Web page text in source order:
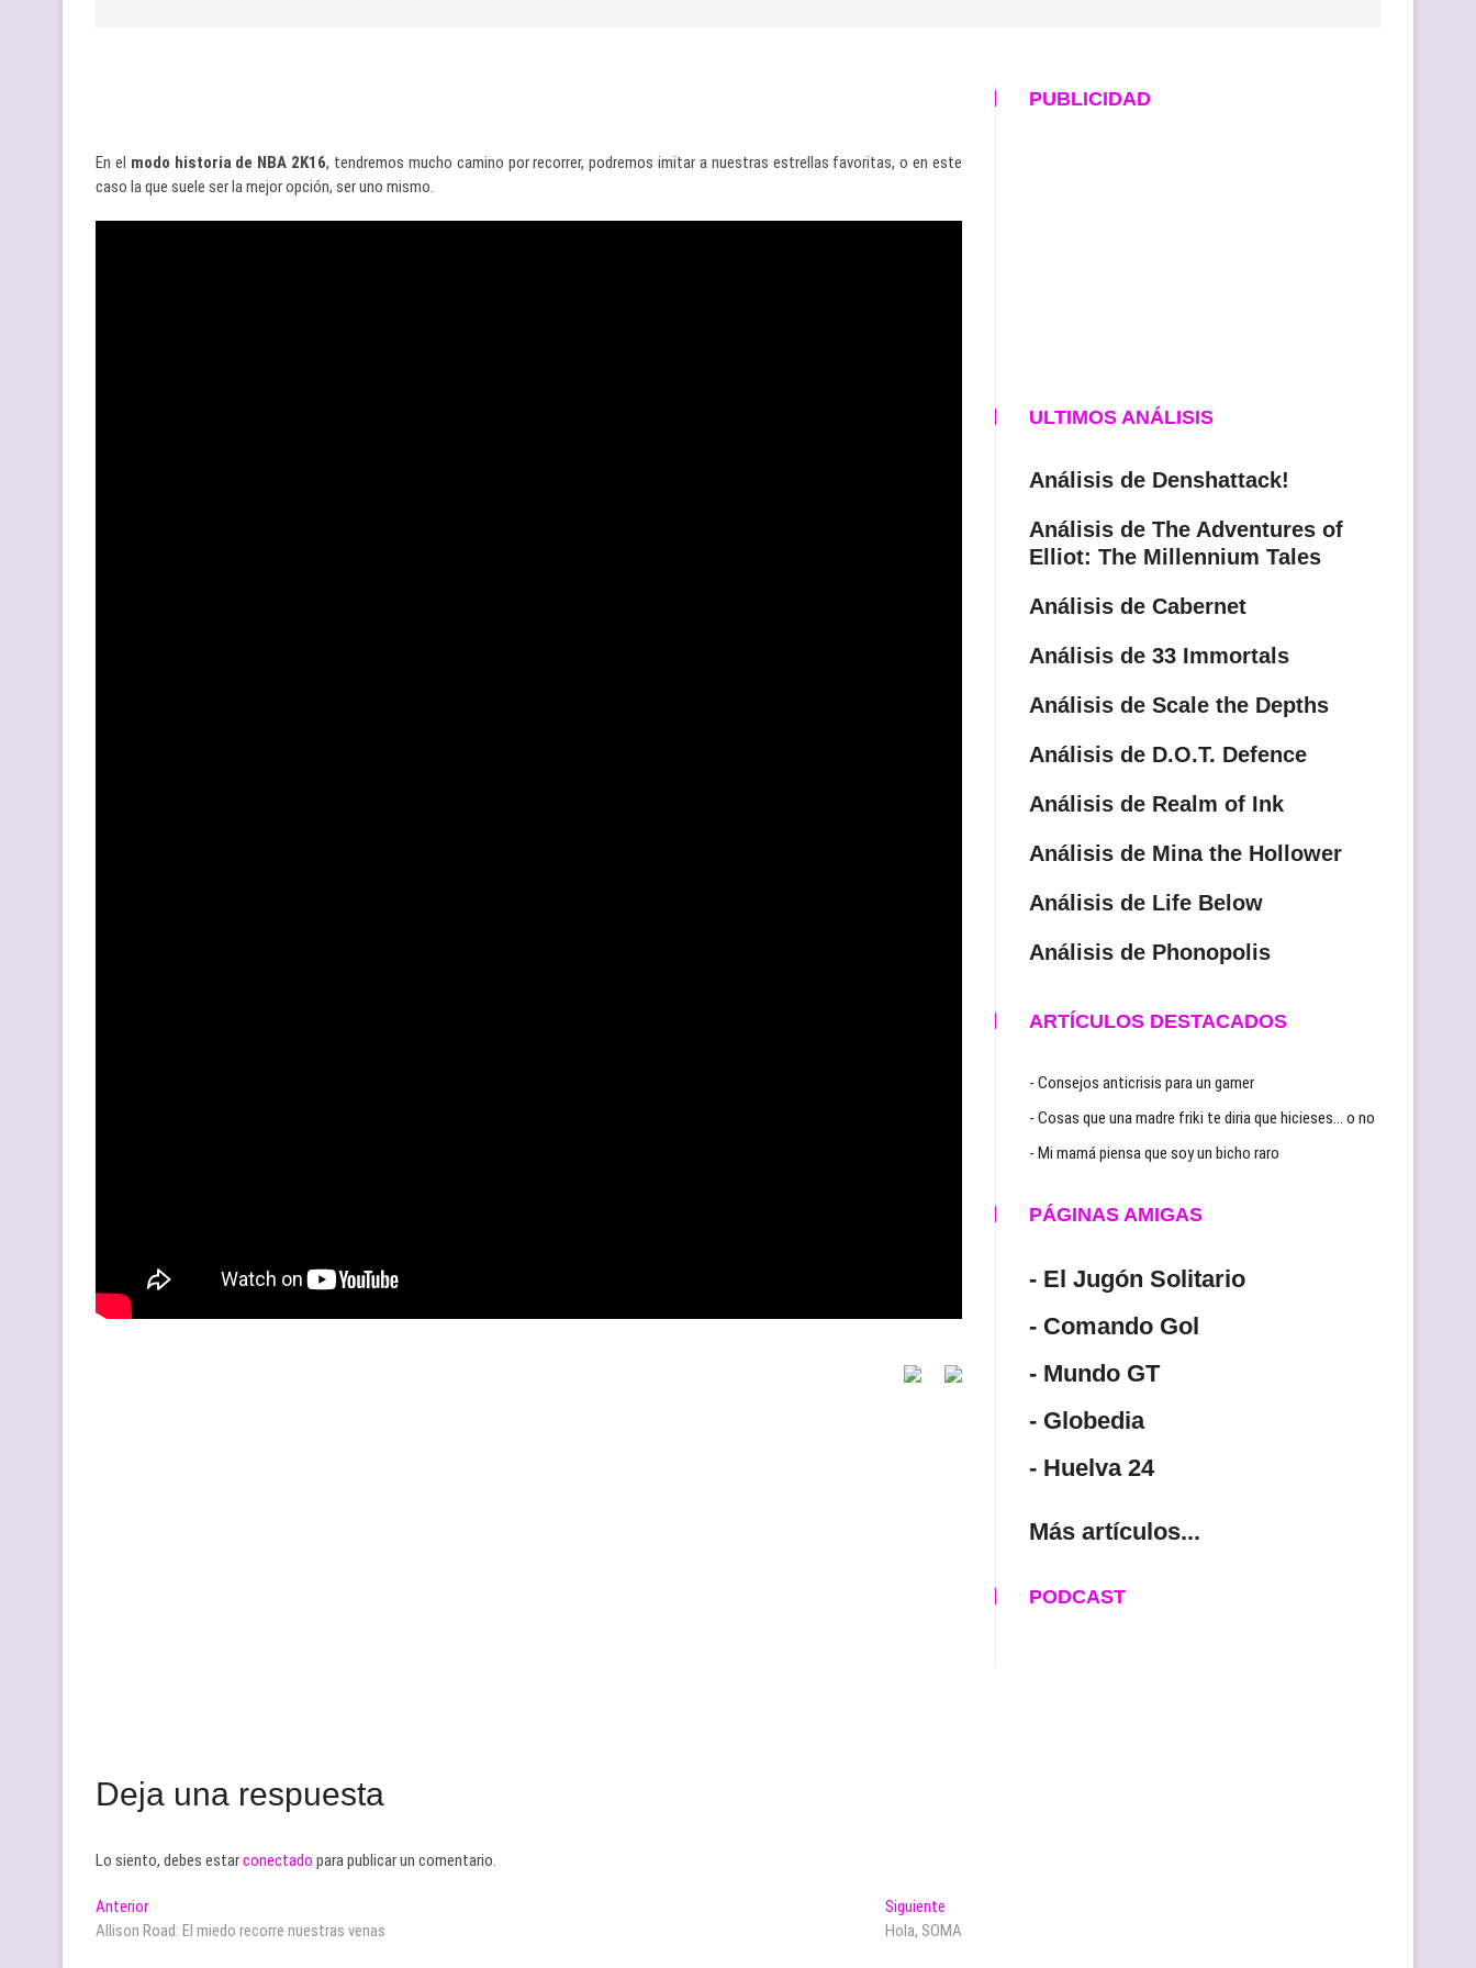
En el modo historia de NBA 2K16, tendremos mucho camino por recorrer, podremos imitar a nuestras estrellas favoritas, o en este
caso la que suele ser la mejor opción, ser uno mismo.
Deja una respuesta
Lo siento, debes estarconectado para publicar un comentario.
Navegación
de
AnteriorEntrada
anterior:
Allison Road: El miedo recorre nuestras venas
Siguiente
siguiente:
Hola, SOMA
PUBLICIDAD
ULTIMOS ANÁLISIS
Análisis de Denshattack!
Análisis de The Adventures of
Elliot: The Millennium Tales
Análisis de Cabernet
Análisis de 33 Immortals
Análisis de Scale the Depths
Análisis de D.O.T. Defence
Análisis de Realm of Ink
Análisis de Mina the Hollower
Análisis de Life Below
Análisis de Phonopolis
ARTÍCULOS DESTACADOS
- Consejos anticrisis para un gamer
- Cosas que una madre friki te diria que hicieses… o no
- Mi mamá piensa que soy un bicho raro
PÁGINAS AMIGAS
- El Jugón Solitario
- Comando Gol
- Mundo GT
- Globedia
- Huelva 24
Más artículos...
PODCAST